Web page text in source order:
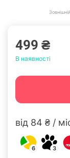
499 ₴
В наявності
від 84 ₴ /
6 3